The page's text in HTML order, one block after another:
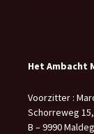
Het Ambacht
Voorzitter :
Schorreweg 15,
B – 9990